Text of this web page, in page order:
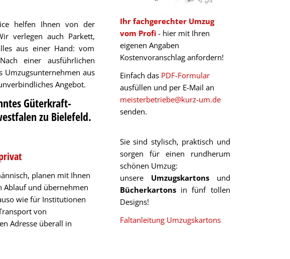
helfen Ihnen von der
verlegen auch Parkett,
aus einer Hand: vom
einer ausführlichen
Umzugsunternehmen aus
Angebot.
Güterkraft-
zu Bielefeld.
planen mit Ihnen
Ablauf und übernehmen
wie für Institutionen
von
Adresse überall in
Ihr fachgerechter Umzug
vom Profi -hier mit Ihren
eigenen Angaben
Kostenvoranschlag anfordern!
Einfach das PDF-Formular
ausfüllen und per E-Mail an
meisterbetriebe@kurz-um.de
senden.
Sie sind stylisch, praktisch und
sorgen für einen rundherum
schönen Umzug:
unsere Umzugskartons und
Bücherkartonsin fünf tollen
Designs!
Faltanleitung Umzugskartons